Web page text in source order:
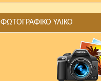
ΦΩΤΟΓΡΑΦΙΚΟ ΥΛΙΚΟ